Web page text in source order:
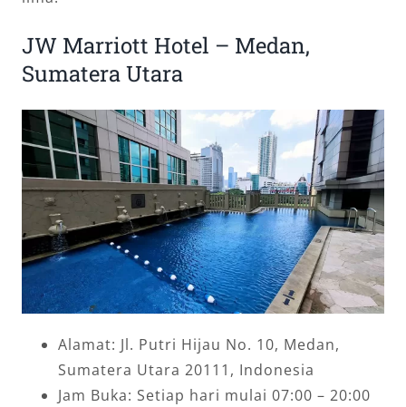
JW Marriott Hotel – Medan,
Sumatera Utara
Alamat: Jl. Putri Hijau No. 10, Medan,
Sumatera Utara 20111, Indonesia
Jam Buka: Setiap hari mulai 07:00 – 20:00